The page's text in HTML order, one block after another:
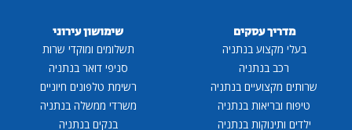
מדריך עסקים
בעלי מקצוע בנתניה
רכב בנתניה
שרותים מקצועיים בנתניה
טיפוח ובריאות בנתניה
ילדים ותינוקות בנתניה
שימושון עירוני
תשלומים ומוקדי שרות
סניפי דואר בנתניה
רשימת טלפונים חיוניים
משרדי ממשלה בנתניה
בנקים בנתניה